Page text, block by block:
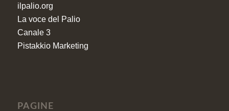
ilpalio.org
La voce del Palio
Canale 3
Pistakkio Marketing
PAGINE